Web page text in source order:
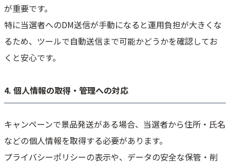
が重要です。
特に当選者へのDM送信が手動になると運用負担が大きくな
るため、ツールで自動送信まで可能かどうかを確認してお
くと安心です。
4. 個人情報の取得・管理への対応
キャンペーンで景品発送がある場合、当選者から住所・氏名
などの個人情報を取得する必要があります。
プライバシーポリシーの表示や、データの安全な保管・削